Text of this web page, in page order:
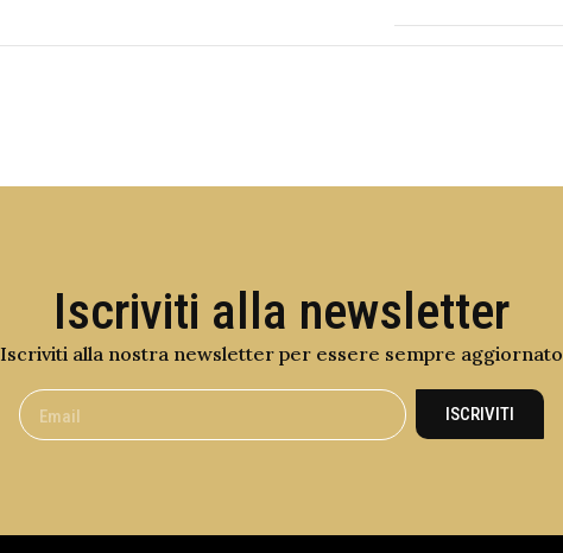
Iscriviti alla newsletter
Iscriviti alla nostra newsletter per essere sempre aggiornato
ISCRIVITI